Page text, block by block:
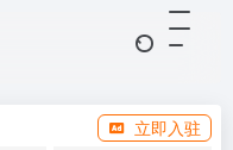
立即入驻